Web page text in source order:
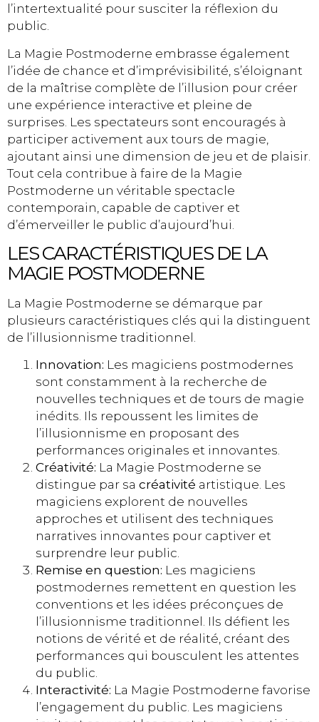
l’intertextualité pour susciter la réflexion du
public.
La Magie Postmoderne embrasse également
l’idée de chance et d’imprévisibilité, s’éloignant
de la maîtrise complète de l’illusion pour créer
une expérience interactive et pleine de
surprises. Les spectateurs sont encouragés à
participer activement aux tours de magie,
ajoutant ainsi une dimension de jeu et de plaisir.
Tout cela contribue à faire de la Magie
Postmoderne un véritable spectacle
contemporain, capable de captiver et
d’émerveiller le public d’aujourd’hui.
LES CARACTÉRISTIQUES DE LA
MAGIE POSTMODERNE
La Magie Postmoderne se démarque par
plusieurs caractéristiques clés qui la distinguent
de l’illusionnisme traditionnel.
Innovation: Les magiciens postmodernes
sont constamment à la recherche de
nouvelles techniques et de tours de magie
inédits. Ils repoussent les limites de
l’illusionnisme en proposant des
performances originales et innovantes.
Créativité: La Magie Postmoderne se
distingue par sa créativité artistique. Les
magiciens explorent de nouvelles
approches et utilisent des techniques
narratives innovantes pour captiver et
surprendre leur public.
Remise en question: Les magiciens
postmodernes remettent en question les
conventions et les idées préconçues de
l’illusionnisme traditionnel. Ils défient les
notions de vérité et de réalité, créant des
performances qui bousculent les attentes
du public.
Interactivité: La Magie Postmoderne favorise
l’engagement du public. Les magiciens